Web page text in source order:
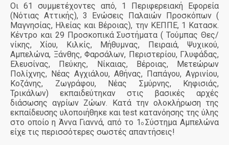
Οι 61 συμμετέχοντες από, 1 Περιφερειακή Εφορεία
(Νότιας Αττικής), 3 Ενώσεις Παλαιών Προσκόπων (
Μαγνησίας, Ηλείας και Βέροιας), την ΚΕΠΠΕ, 1 Κατασκ.
Κέντρο και 29 Προσκοπικά Συστήματα ( Τούμπας Θες/
νίκης, Χίου, Κιλκίς, Μήθυμνας, Πειραιά, Ψυχικού,
Αμπελώνα, Ξάνθης, Φαρσάλων, Περιστερίου, Γλυφάδας,
Ελευσίνας, Πεύκης, Νίκαιας, Βέροιας, Μετεώρων
Πολίχνης, Νέας Αγχιάλου, Αθήνας, Παπάγου, Αγρινίου,
Κοζάνης, Ζωγράφου, Νέας Σμύρνης, Κηφισιάς,
Τρικάλων) εκπαιδεύτηκαν στις βασικές αρχές
διάσωσης αγρίων Ζώων. Κατά την ολοκλήρωση της
εκπαίδευσης υλοποιήθηκε και test κατανόησης της ύλης
στο οποίο η Άννα Γιαννά, από το 1οΣύστημα Αμπελώνα
είχε τις περισσότερες σωστές απαντήσεις!